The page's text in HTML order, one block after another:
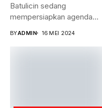
Batulicin sedang
mempersiapkan agenda
BYADMIN 16 MEI 2024